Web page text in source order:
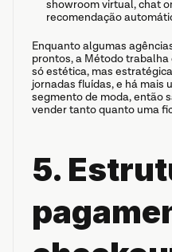
showroom virtual, chat
recomendação
Enquanto algumas
prontos, a Método
só estética, mas
jornadas fluídas, e há mais
segmento de moda, então
vender tanto quanto uma
5.